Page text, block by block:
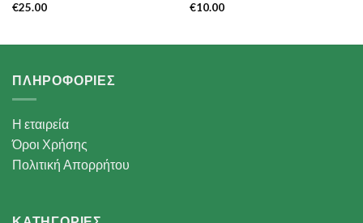
€25.00
€10.00
ΠΛΗΡΟΦΟΡΙΕΣ
Η εταιρεία
Όροι Χρήσης
Πολιτική Απορρήτου